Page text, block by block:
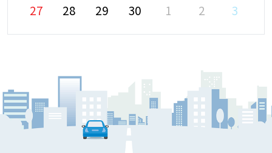
27
28 29 30 1 2 3